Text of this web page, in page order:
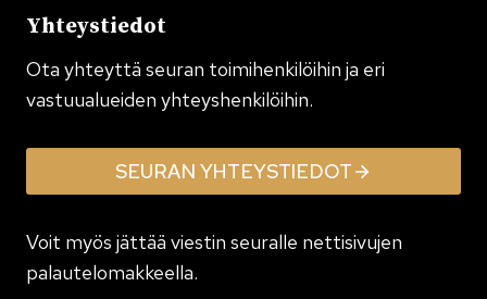
Yhteystiedot
Ota yhteyttä seuran toimi­henkilöihin ja eri
vastuualueiden yhteyshenkilöihin.
SEURAN YHTEYSTIEDOT
Voit myös jättää viestin seuralle nettisivujen
palautelomakkeella.